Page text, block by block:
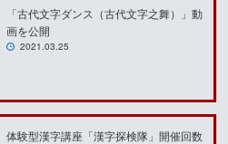
「古代文字ダンス（古代文字之舞）」動
画を公開
2021.03.25
体験型漢字講座「漢字探検隊」開催回数